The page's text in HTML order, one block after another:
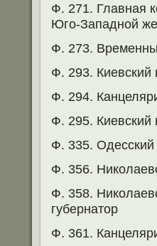
Ф. 271. Главная
Юго-Западной
Ф. 273.
Ф. 293. Киевский
Ф. 294.
Ф. 295. Киевский
Ф. 335. Одесский
Ф. 356.
Ф. 358.
губернатор
Ф. 361.